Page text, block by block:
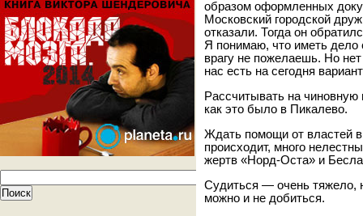
образом оформленных
Московский городской
отказали. Тогда он
Я понимаю, что иметь дело
врагу не пожелаешь. Но
нас есть на сегодня
Рассчитывать на чиновную
как это было в Пикалево.
Ждать помощи от властей
происходит, много
жертв «Норд-Оста» и
Судиться — очень тяжело,
можно и не добиться.